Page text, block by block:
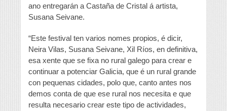
ano entregarán a Castaña de Cristal á artista,
Susana Seivane.
“Este festival ten varios nomes propios, é dicir,
Neira Vilas, Susana Seivane, Xil Ríos, en definitiva,
esa xente que se fixa no rural galego para crear e
continuar a potenciar Galicia, que é un rural grande
con pequenas cidades, polo que, canto antes nos
demos conta de que ese rural nos necesita e que
resulta necesario crear este tipo de actividades,